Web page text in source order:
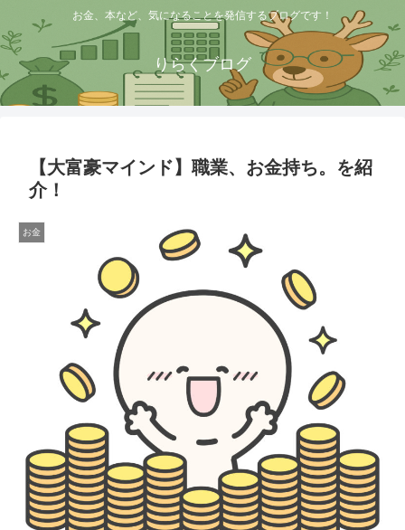
お金、本など、気になることを発信するブログです！
りらくブログ
【大富豪マインド】職業、お金持ち。を紹
介！
お金